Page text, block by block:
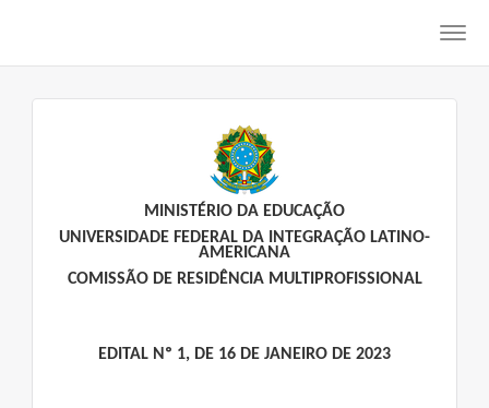
MINISTÉRIO DA EDUCAÇÃO
UNIVERSIDADE FEDERAL DA INTEGRAÇÃO LATINO-
AMERICANA
COMISSÃO DE RESIDÊNCIA MULTIPROFISSIONAL
EDITAL Nº 1, DE 16 DE JANEIRO DE 2023